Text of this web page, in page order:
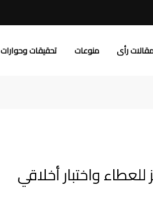
رأى منوعات تحقيقات وحوارات
واختبار أخلاقي